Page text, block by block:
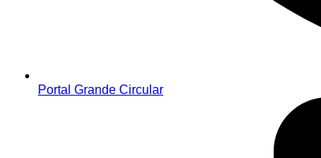
Portal Grande Circular